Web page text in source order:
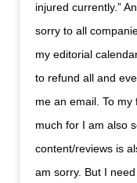
injured currently.”
sorry to all
my editorial
to refund all and
me an email. To
much for I am also
content/reviews is
am sorry. But I